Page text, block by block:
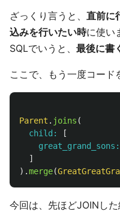
ざっくり言うと、 直前に
込みを行いたい時に使い
SQLでいうと、 最後に書
ここで、もう一度コード
Parent . joins (
child:
[
]
).merge(
今回は、先ほどJOINし